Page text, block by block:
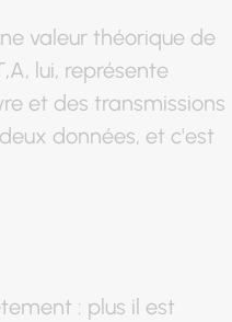
valeur théorique de
lui, représente
et des transmissions
données, et c'est
: plus il est